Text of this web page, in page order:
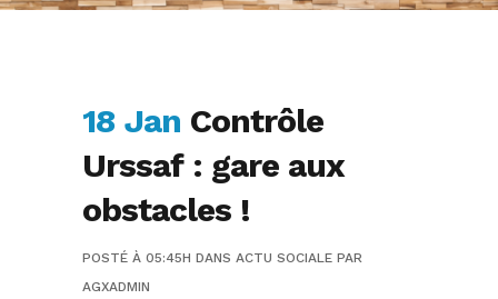
18 Jan Contrôle
Urssaf : gare aux
obstacles !
POSTÉ À 05:45H DANS ACTU SOCIALE PAR
AGXADMIN